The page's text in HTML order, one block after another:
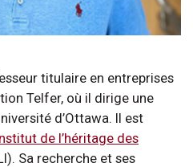
titulaire en entreprises
Telfer, où il dirige une
d’Ottawa. Il est
de l’héritage des
Sa recherche et ses